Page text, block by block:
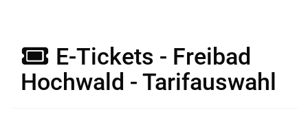
E-Tickets - Freibad
Hochwald - Tarifauswahl